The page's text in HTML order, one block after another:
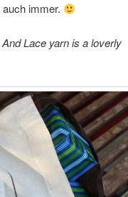
immer.
Lace yarn is a loverly